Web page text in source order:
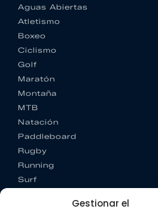
Gestionar el
Aguas Abiertas
Atletismo
Boxeo
Ciclismo
Golf
Maratón
Montaña
MTB
Natación
Paddleboard
Rugby
Running
Surf